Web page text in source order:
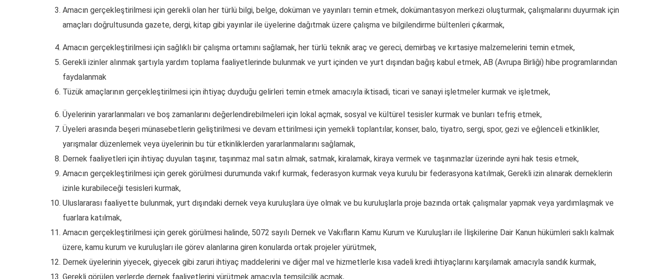
Amacın gerçekleştirilmesi için gerekli olan her türlü bilgi, belge, doküman ve yayınları temin etmek, dokümantasyon merkezi oluşturmak, çalışmalarını duyurmak için
amaçları doğrultusunda gazete, dergi, kitap gibi yayınlar ile üyelerine dağıtmak üzere çalışma ve bilgilendirme bültenleri çıkarmak,
Amacın gerçekleştirilmesi için sağlıklı bir çalışma ortamını sağlamak, her türlü teknik araç ve gereci, demirbaş ve kırtasiye malzemelerini temin etmek,
Gerekli izinler alınmak şartıyla yardım toplama faaliyetlerinde bulunmak ve yurt içinden ve yurt dışından bağış kabul etmek, AB (Avrupa Birliği) hibe programlarından
faydalanmak
Tüzük amaçlarının gerçekleştirilmesi için ihtiyaç duyduğu gelirleri temin etmek amacıyla iktisadi, ticari ve sanayi işletmeler kurmak ve işletmek,
Üyelerinin yararlanmaları ve boş zamanlarını değerlendirebilmeleri için lokal açmak, sosyal ve kültürel tesisler kurmak ve bunları tefriş etmek,
Üyeleri arasında beşeri münasebetlerin geliştirilmesi ve devam ettirilmesi için yemekli toplantılar, konser, balo, tiyatro, sergi, spor, gezi ve eğlenceli etkinlikler,
yarışmalar düzenlemek veya üyelerinin bu tür etkinliklerden yararlanmalarını sağlamak,
Dernek faaliyetleri için ihtiyaç duyulan taşınır, taşınmaz mal satın almak, satmak, kiralamak, kiraya vermek ve taşınmazlar üzerinde ayni hak tesis etmek,
Amacın gerçekleştirilmesi için gerek görülmesi durumunda vakıf kurmak, federasyon kurmak veya kurulu bir federasyona katılmak, Gerekli izin alınarak derneklerin
izinle kurabileceği tesisleri kurmak,
Uluslararası faaliyette bulunmak, yurt dışındaki dernek veya kuruluşlara üye olmak ve bu kuruluşlarla proje bazında ortak çalışmalar yapmak veya yardımlaşmak ve
fuarlara katılmak,
Amacın gerçekleştirilmesi için gerek görülmesi halinde, 5072 sayılı Dernek ve Vakıfların Kamu Kurum ve Kuruluşları ile İlişkilerine Dair Kanun hükümleri saklı kalmak
üzere, kamu kurum ve kuruluşları ile görev alanlarına giren konularda ortak projeler yürütmek,
Dernek üyelerinin yiyecek, giyecek gibi zaruri ihtiyaç maddelerini ve diğer mal ve hizmetlerle kısa vadeli kredi ihtiyaçlarını karşılamak amacıyla sandık kurmak,
Gerekli görülen yerlerde dernek faaliyetlerini yürütmek amacıyla temsilcilik açmak,